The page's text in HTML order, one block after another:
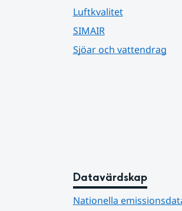
Luftkvalitet
SIMAIR
Sjöar och vattendrag
Datavärdskap
Nationella